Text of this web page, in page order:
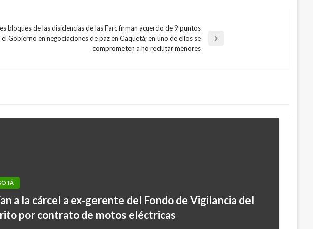
bloques de las disidencias de las Farc firman acuerdo de 9 puntos
el Gobierno en negociaciones de paz en Caquetá; en uno de ellos se
comprometen a no reclutar menores
a la cárcel a ex-gerente del Fondo de Vigilancia del
por contrato de motos eléctricas